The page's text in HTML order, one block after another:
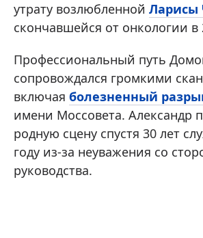
утрату возлюбленной Ларисы
скончавшейся от онкологии в
Профессиональный путь
сопровождался громкими
включая болезненный
имени Моссовета. Александр
родную сцену спустя 30 лет
году из-за неуважения со
руководства.